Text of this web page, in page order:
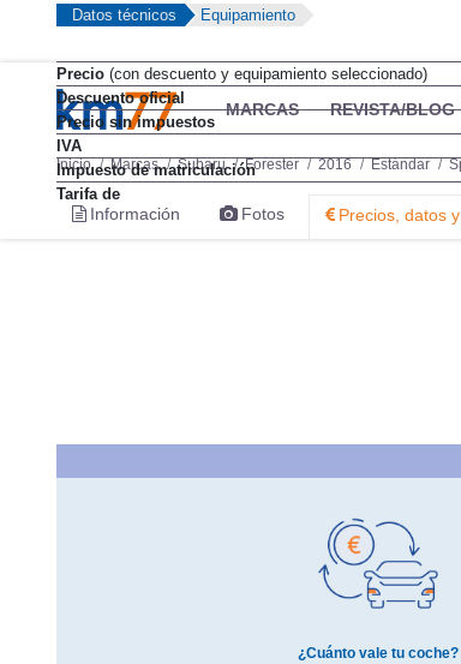
MARCAS REVISTA/BLOG
Inicio Marcas Subaru Forester 2016 Estándar
Información Fotos Precios, datos
Datos técnicos Equipamiento
Precio (con descuento y equipamiento seleccionado)
Descuento oficial
Precio sin impuestos
IVA
Impuesto de matriculación
Tarifa de
¿Cuánto vale tu coche?